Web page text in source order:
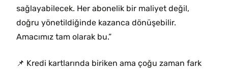
sağlayabilecek. Her abonelik bir maliyet değil,
doğru yönetildiğinde kazanca dönüşebilir.
Amacımız tam olarak bu.”
📌 Kredi kartlarında biriken ama çoğu zaman fark